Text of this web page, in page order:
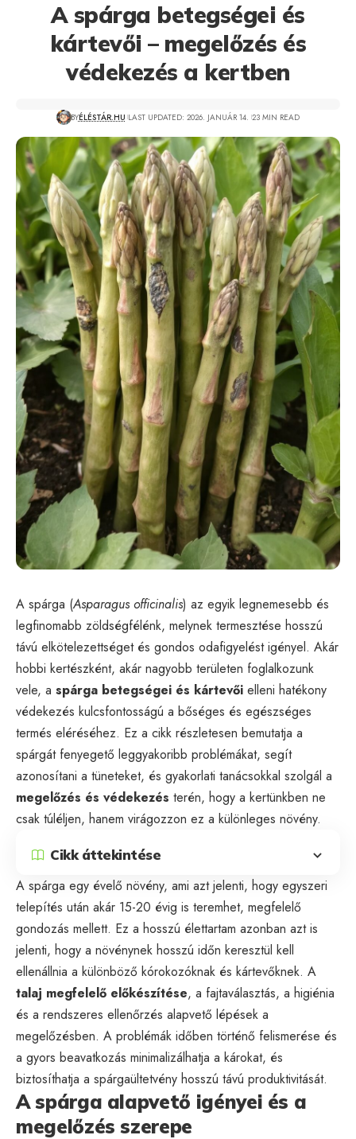
A spárga betegségei és
kártevői – megelőzés és
védekezés a kertben
BYÉLÉSTÁR.HU LAST UPDATED: 2026. JANUÁR 14. 23 MIN READ
A spárga (Asparagus officinalis) az egyik legnemesebb és
legfinomabb zöldségfélénk, melynek termesztése hosszú
távú elkötelezettséget és gondos odafigyelést igényel. Akár
hobbi kertészként, akár nagyobb területen foglalkozunk
vele, a spárga betegségei és kártevői elleni hatékony
védekezés kulcsfontosságú a bőséges és egészséges
termés eléréséhez. Ez a cikk részletesen bemutatja a
spárgát fenyegető leggyakoribb problémákat, segít
azonosítani a tüneteket, és gyakorlati tanácsokkal szolgál a
megelőzés és védekezés terén, hogy a kertünkben ne
csak túléljen, hanem virágozzon ez a különleges növény.
Cikk áttekintése
A spárga egy évelő növény, ami azt jelenti, hogy egyszeri
telepítés után akár 15-20 évig is teremhet, megfelelő
gondozás mellett. Ez a hosszú élettartam azonban azt is
jelenti, hogy a növénynek hosszú időn keresztül kell
ellenállnia a különböző kórokozóknak és kártevőknek. A
talaj megfelelő előkészítése, a fajtaválasztás, a higiénia
és a rendszeres ellenőrzés alapvető lépések a
megelőzésben. A problémák időben történő felismerése és
a gyors beavatkozás minimalizálhatja a károkat, és
biztosíthatja a spárgaültetvény hosszú távú produktivitását.
A spárga alapvető igényei és a
megelőzés szerepe